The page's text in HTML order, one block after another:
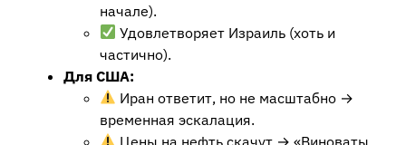
начале).
Удовлетворяет Израиль (хоть и
частично).
Для США:
Иран ответит, но не масштабно →
временная эскалация.
Цены на нефть скачут → «Виноваты